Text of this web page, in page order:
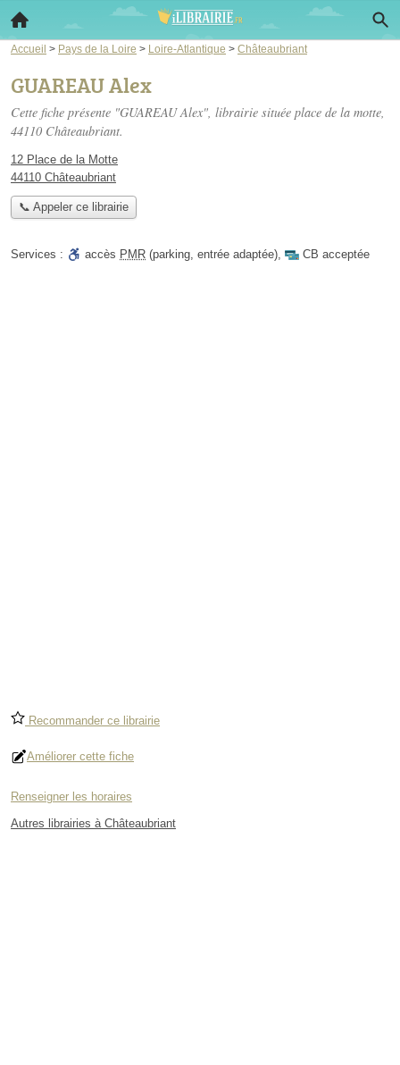
Accueil > Pays de la Loire > Loire-Atlantique > Châteaubriant
GUAREAU Alex
Cette fiche présente "GUAREAU Alex", librairie située place de la motte,
44110 Châteaubriant.
12 Place de la Motte
44110 Châteaubriant
📞 Appeler ce librairie
Services : accès PMR (parking, entrée adaptée), CB acceptée
Recommander ce librairie
Améliorer cette fiche
Renseigner les horaires
Autres librairies à Châteaubriant